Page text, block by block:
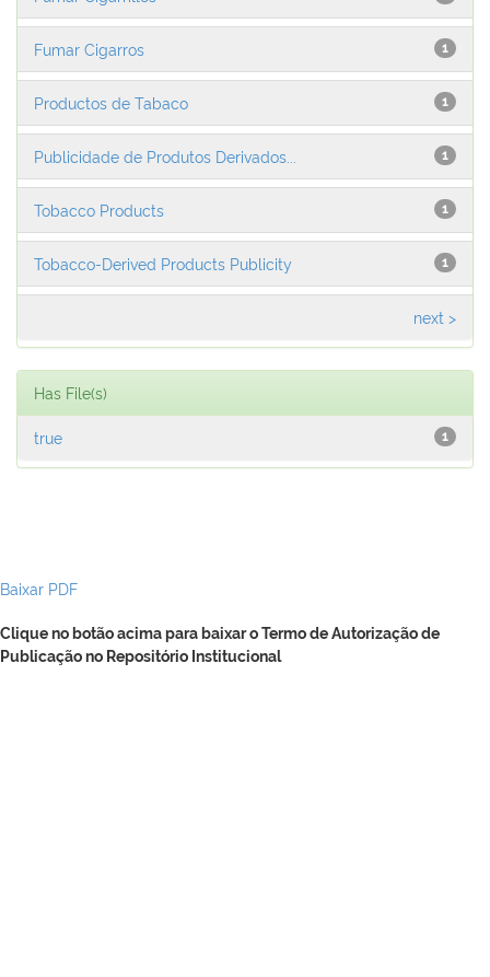
1
Fumar Cigarros
1
Productos de Tabaco
1
Publicidade de Produtos Derivados...
1
Tobacco Products
1
Tobacco-Derived Products Publicity
next >
Has File(s)
1
true
Baixar PDF
Clique no botão acima para baixar o Termo de Autorização de
Publicação no Repositório Institucional